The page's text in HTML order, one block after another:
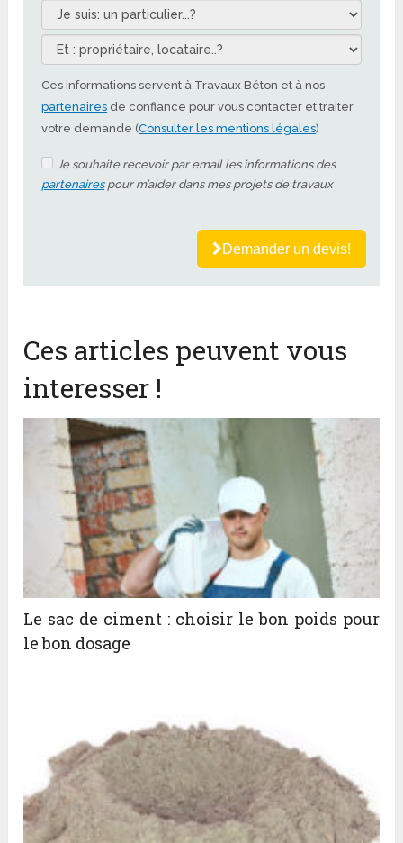
Ces informations servent à Travaux Béton et à nos
partenaires de confiance pour vous contacter et traiter
votre demande (Consulter les mentions légales)
Je souhaite recevoir par email les informations des
partenairespour m’aider dans mes projets de travaux
Demander un devis!
Ces articles peuvent vous
interesser !
Le sac de ciment : choisir le bon poids pour
le bon dosage